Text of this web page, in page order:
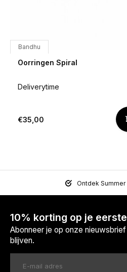
Bandhu
Oorringen Spiral
Deliverytime
€35,00
Ontdek
10% korting op je
Abonneer je op onze
blijven.